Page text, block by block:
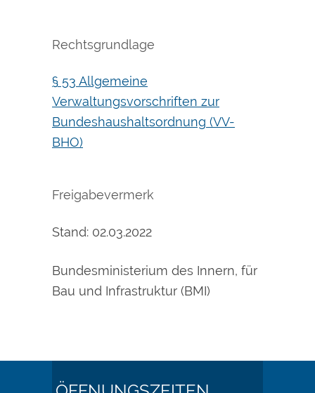
Rechtsgrundlage
§ 53 Allgemeine
Verwaltungsvorschriften zur
Bundeshaushaltsordnung (VV-
BHO)
Freigabevermerk
Stand: 02.03.2022
Bundesministerium des Innern, für
Bau und Infrastruktur (BMI)